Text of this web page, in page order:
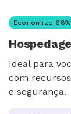
Economize 68%
Ideal para
com
e segurança.